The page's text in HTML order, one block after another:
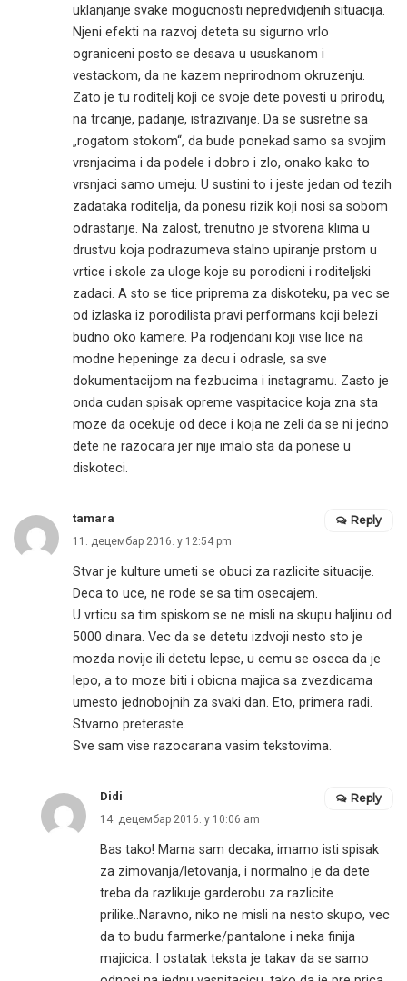
uklanjanje svake mogucnosti nepredvidjenih situacija.
Njeni efekti na razvoj deteta su sigurno vrlo
ograniceni posto se desava u ususkanom i
vestackom, da ne kazem neprirodnom okruzenju.
Zato je tu roditelj koji ce svoje dete povesti u prirodu,
na trcanje, padanje, istrazivanje. Da se susretne sa
„rogatom stokom“, da bude ponekad samo sa svojim
vrsnjacima i da podele i dobro i zlo, onako kako to
vrsnjaci samo umeju. U sustini to i jeste jedan od tezih
zadataka roditelja, da ponesu rizik koji nosi sa sobom
odrastanje. Na zalost, trenutno je stvorena klima u
drustvu koja podrazumeva stalno upiranje prstom u
vrtice i skole za uloge koje su porodicni i roditeljski
zadaci. A sto se tice priprema za diskoteku, pa vec se
od izlaska iz porodilista pravi performans koji belezi
budno oko kamere. Pa rodjendani koji vise lice na
modne hepeninge za decu i odrasle, sa sve
dokumentacijom na fezbucima i instagramu. Zasto je
onda cudan spisak opreme vaspitacice koja zna sta
moze da ocekuje od dece i koja ne zeli da se ni jedno
dete ne razocara jer nije imalo sta da ponese u
diskoteci.
tamara
11. децембар 2016. у 12:54 pm
Stvar je kulture umeti se obuci za razlicite situacije.
Deca to uce, ne rode se sa tim osecajem.
U vrticu sa tim spiskom se ne misli na skupu haljinu od
5000 dinara. Vec da se detetu izdvoji nesto sto je
mozda novije ili detetu lepse, u cemu se oseca da je
lepo, a to moze biti i obicna majica sa zvezdicama
umesto jednobojnih za svaki dan. Eto, primera radi.
Stvarno preteraste.
Sve sam vise razocarana vasim tekstovima.
Reply
Didi
14. децембар 2016. у 10:06 am
Bas tako! Mama sam decaka, imamo isti spisak
za zimovanja/letovanja, i normalno je da dete
treba da razlikuje garderobu za razlicite
prilike..Naravno, niko ne misli na nesto skupo, vec
da to budu farmerke/pantalone i neka finija
majicica. I ostatak teksta je takav da se samo
Reply